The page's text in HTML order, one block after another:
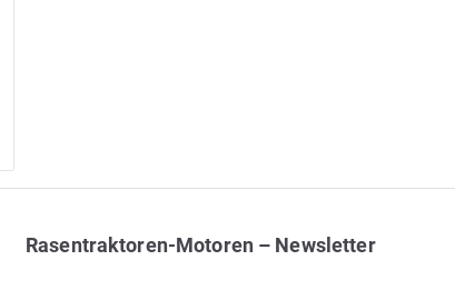
Rasentraktoren-Motoren – Newsletter